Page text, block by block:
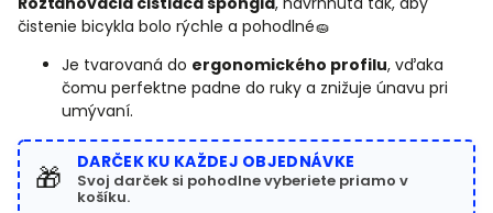
čistenie bicykla bolo rýchle a pohodlné🧽
Je tvarovaná do ergonomického profilu, vďaka
čomu perfektne padne do ruky a znižuje únavu pri
umývaní.
🎁 DARČEK KU KAŽDEJ OBJEDNÁVKE
Svoj darček si pohodlne vyberiete priamo v
košíku.